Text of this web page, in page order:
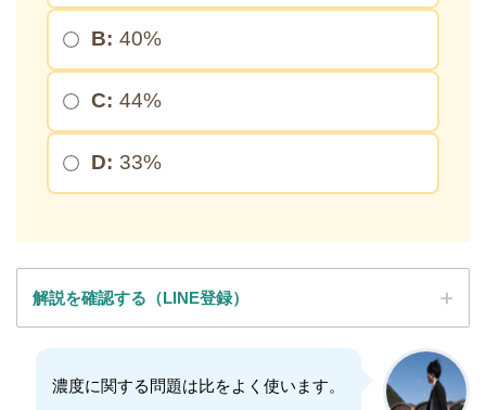
B: 40%
C: 44%
D: 33%
解説を確認する（LINE登録）
SPI全問の解説が見放題
濃度に関する問題は比をよく使います。